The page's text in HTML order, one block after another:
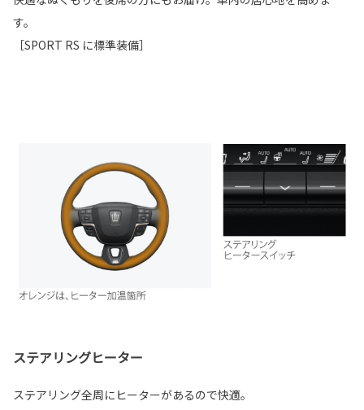
す。
［SPORT RS に標準装備］
ステアリングヒーター
ステアリング全周にヒーターがあるので快適。